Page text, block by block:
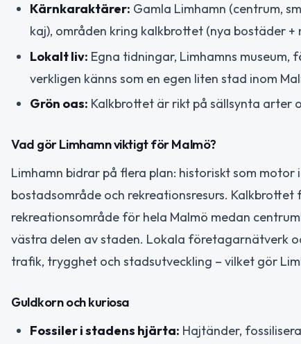
Kärnkaraktärer: Gamla Limhamn (centrum,
kaj), områden kring kalkbrottet (nya bostäder +
Lokalt liv: Egna tidningar, Limhamns museum,
verkligen känns som en egen liten stad inom
Grön oas: Kalkbrottet är rikt på sällsynta arter
Vad gör Limhamn viktigt för Malmö?
Limhamn bidrar på flera plan: historiskt som
bostadsområde och rekreationsresurs.
rekreationsområde för hela Malmö medan
västra delen av staden. Lokala företagarnätverk
trafik, trygghet och stadsutveckling – vilket gör
Guldkorn och kuriosa
Fossiler i stadens hjärta: Hajtänder,